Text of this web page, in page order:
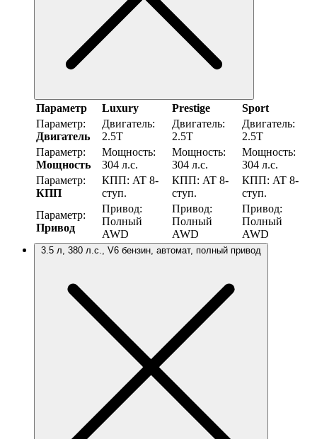
Параметр Luxury Prestige
Sport
Параметр:
Двигатель
Двигатель:
2.5T
Двигатель:
2.5T
Двигатель:
2.5T
Параметр:
Мощность
Мощность:
304 л.с.
Мощность:
304 л.с.
Мощность:
304 л.с.
Параметр:
КПП
КПП: AT 8-
ступ.
КПП: AT 8-
ступ.
КПП: AT 8-
ступ.
Параметр:
Привод
Привод:
Полный
AWD
Привод:
Полный
AWD
Привод:
Полный
AWD
3.5 л, 380 л.с., V6 бензин, автомат, полный привод